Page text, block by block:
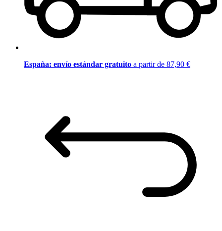
España: envío estándar gratuito a partir de 87,90 €